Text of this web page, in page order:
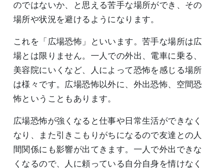
のではないか、と思える苦手な場所ができ、その
場所や状況を避けるようになります。
これを「広場恐怖」といいます。苦手な場所は広
場とは限りません。一人での外出、電車に乗る、
美容院にいくなど、人によって恐怖を感じる場所
は様々です。広場恐怖以外に、外出恐怖、空間恐
怖ということもあります。
広場恐怖が強くなると仕事や日常生活ができなく
なり、また引きこもりがちになるので友達との人
間関係にも影響が出てきます。一人で外出できな
くなるので、人に頼っている自分自身を情けなく